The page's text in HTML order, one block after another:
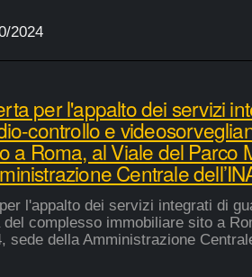
2024
per l'appalto dei servizi
controllo e
a Roma, al Viale del Parco
Centrale
l'appalto dei servizi integrati di
complesso immobiliare sito a
sede della Amministrazione